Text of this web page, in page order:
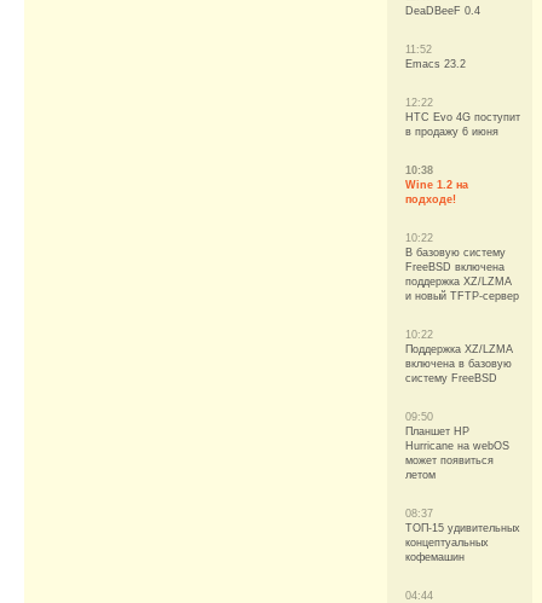
DeaDBeeF 0.4
11:52
Emacs 23.2
12:22
HTC Evo 4G поступит
в продажу 6 июня
10:38
Wine 1.2 на
подходе!
10:22
В базовую систему
FreeBSD включена
поддержка XZ/LZMA
и новый TFTP-сервер
10:22
Поддержка XZ/LZMA
включена в базовую
систему FreeBSD
09:50
Планшет HP
Hurricane на webOS
может появиться
летом
08:37
ТОП-15 удивительных
концептуальных
кофемашин
04:44